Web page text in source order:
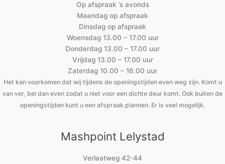
Op afspraak ’s avonds
Maandag op afspraak
Dinsdag op afspraak
Woensdag 13.00 – 17.00 uur
Donderdag 13.00 – 17.00 uur
Vrijdag 13.00 – 17.00 uur
Zaterdag 10.00 – 16.00 uur
Het kan voorkomen dat wij tijdens de openingstijden even weg zijn. Komt u
van ver, bel dan even zodat u niet voor een dichte deur komt. Ook buiten de
openingstijden kunt u een afspraak plannen. Er is veel mogelijk.
Mashpoint Lelystad
Verlaatweg 42-44